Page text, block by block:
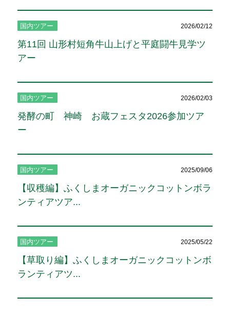
国内ツアー 2026/02/12
第11回 山形村短角牛山上げと平庭闘牛見学ツ
アー
国内ツアー 2026/02/03
発酵の町 神崎 お蔵フェスタ2026参加ツア
ー
国内ツアー 2025/09/06
【収穫編】ふくしまオーガニックコットンボラ
ンティアツア...
国内ツアー 2025/05/22
【草取り編】ふくしまオーガニックコットンボ
ランティアツ...